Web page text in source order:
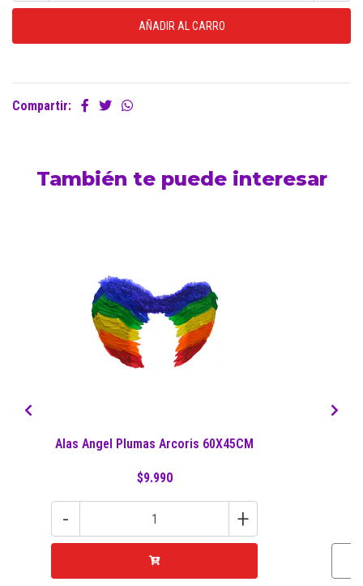
Compartir:
También te puede interesar
Alas Angel Plumas Arcoris 60X45CM
$9.990
- +